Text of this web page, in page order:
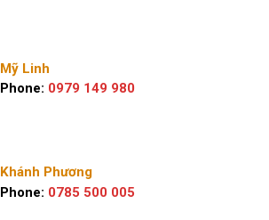
Mỹ Linh
Phone: 0979 149 980
Khánh Phương
Phone: 0785 500 005